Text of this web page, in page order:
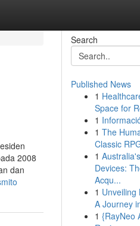
2008
dan
Search
Published News
1
Space for
1
1 The
Classic
1
Devices:
Acqu...
1 Unveiling
A Journey
1 {RayNeo